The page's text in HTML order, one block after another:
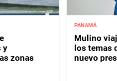
y
zonas
PANAMÁ
Mulino
los temas
nuevo